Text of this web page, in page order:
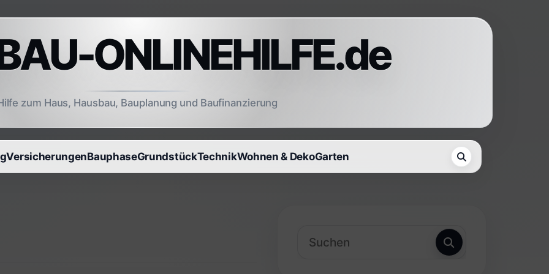
ONLINEHILFE.de
zum Haus, Hausbau, Bauplanung und Baufinanzierung
VersicherungenBauphaseGrundstückTechnikWohnen & DekoGarten